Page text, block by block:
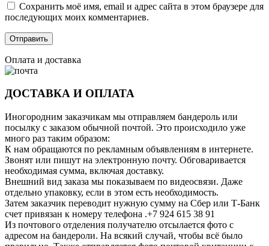
Сохранить моё имя, email и адрес сайта в этом браузере для
последующих моих комментариев.
Оплата и доставка
ДОСТАВКА И ОПЛАТА
Иногородним заказчикам мы отправляем бандероль или
посылку с заказом обычной почтой. Это происходило уже
много раз таким образом:
К нам обращаются по рекламным объявлениям в интернете.
Звонят или пишут на электронную почту. Обговаривается
необходимая сумма, включая доставку.
Внешний вид заказа мы показываем по видеосвязи. Даже
отдельно упаковку, если в этом есть необходимость.
Затем заказчик переводит нужную сумму на Сбер или Т-Банк
счет привязан к номеру телефона .+7 924 615 38 91
Из почтового отделения получателю отсылается фото с
адресом на бандероли. На всякий случай, чтобы всё было